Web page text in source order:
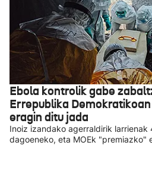
Ebola kontrolik gabe
Errepublika
eragin ditu jada
Inoiz izandako agerraldirik
dagoeneko, eta MOEk "premiazko"